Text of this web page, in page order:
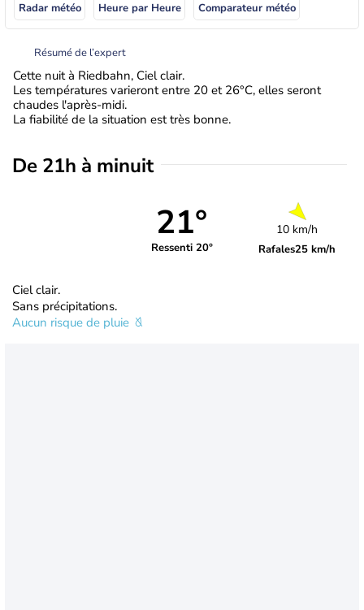
Radar météo Heure par Heure Comparateur météo
Résumé de l’expert
Cette nuit à Riedbahn, Ciel clair.
Les températures varieront entre 20 et 26°C, elles seront
chaudes l'après-midi.
La fiabilité de la situation est très bonne.
De 21h à minuit
21°
Ressenti 20°
10 km/h
Rafales25 km/h
Ciel clair.
Sans précipitations.
Aucun risque de pluie